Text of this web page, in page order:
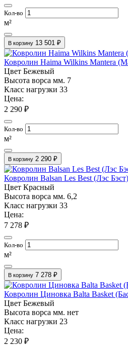
Кол-во
м²
В корзину 13 501 ₽
Ковролин Haima Wilkins Mantera
Цвет Бежевый
Высота ворса мм. 7
Класс нагрузки 33
Цена:
2 290 ₽
Кол-во
м²
В корзину 2 290 ₽
Ковролин Balsan Les Best (Лэс
Цвет Красный
Высота ворса мм. 6,2
Класс нагрузки 33
Цена:
7 278 ₽
Кол-во
м²
В корзину 7 278 ₽
Ковролин Циновка Balta Basket
Цвет Бежевый
Высота ворса мм. нет
Класс нагрузки 23
Цена:
2 230 ₽